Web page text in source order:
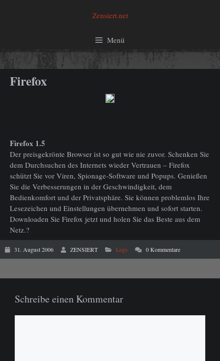
Zensiert.net
Menü
Firefox
Firefox 1.5
Der preisgekrönte Browser ist so gut wie nie zuvor. Schenken Sie
dem Durchsuchen des Internets wieder Vertrauen – Firefox
schützt Sie vor Viren, Spionage-Software und Popups. Genießen
Sie die Verbesserungen in der Geschwindigkeit, dem
Bedienkomfort und der Privatsphäre. Sie können problemlos Ihre
Lesezeichen und Einstellungen übernehmen und sofort starten.
Downloaden Sie Firefox jetzt und holen Sie das Beste aus dem
Netz.?
31. August 2006 ZENSIERT Logs 0 Kommentare
Schreibe einen Kommentar